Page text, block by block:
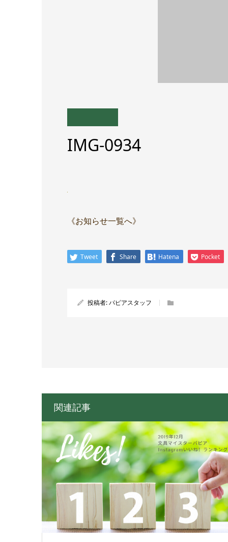
IMG-0934
《お知らせ一覧へ》
Tweet Share Hatena Pocket
投稿者:パピアスタッフ
関連記事